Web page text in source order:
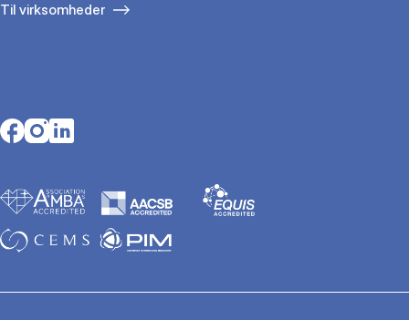
Til virksomheder
Opens in a new tab
Opens in a new tab
Opens in a new tab